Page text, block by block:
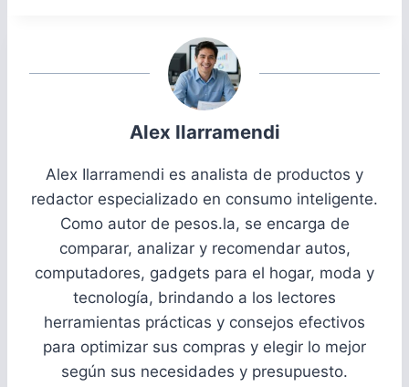
Alex Ilarramendi
Alex Ilarramendi es analista de productos y
redactor especializado en consumo inteligente.
Como autor de pesos.la, se encarga de
comparar, analizar y recomendar autos,
computadores, gadgets para el hogar, moda y
tecnología, brindando a los lectores
herramientas prácticas y consejos efectivos
para optimizar sus compras y elegir lo mejor
según sus necesidades y presupuesto.